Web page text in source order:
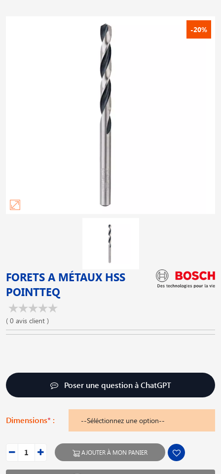
-20%
FORETS A MÉTAUX HSS
POINTTEQ
( 0 avis client )
Poser une question à ChatGPT
Dimensions* :
AJOUTER À MON PANIER